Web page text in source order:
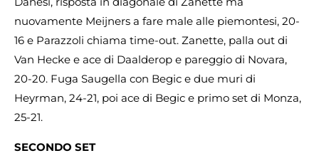
nuovamente Meijners a fare male alle piemontesi, 20-
16 e Parazzoli chiama time-out. Zanette, palla out di
Van Hecke e ace di Daalderop e pareggio di Novara,
20-20. Fuga Saugella con Begic e due muri di
Heyrman, 24-21, poi ace di Begic e primo set di Monza,
25-21.
SECONDO SET